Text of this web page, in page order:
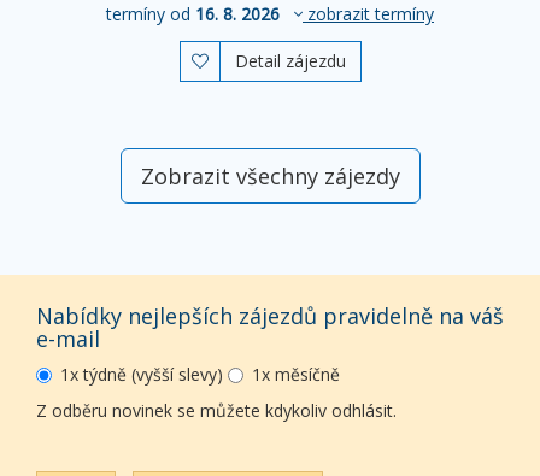
termíny od 16. 8. 2026 zobrazit termíny
 Detail zájezdu
Zobrazit všechny zájezdy
Nabídky nejlepších zájezdů pravidelně na váš
e-mail
1x týdně (vyšší slevy)
1x měsíčně
Z odběru novinek se můžete kdykoliv odhlásit.